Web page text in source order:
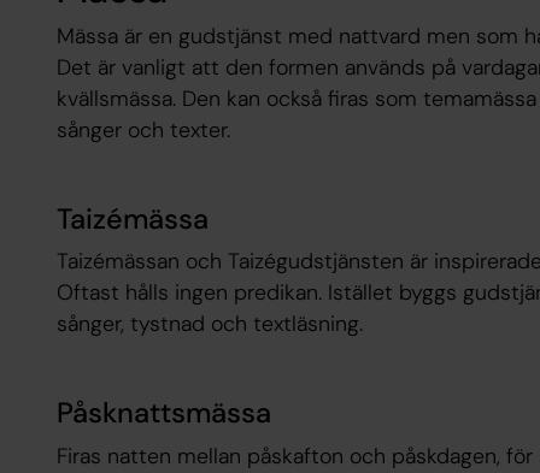
Mässa är en gudstjänst med nattvard men som
Det är vanligt att den formen används på
kvällsmässa. Den kan också firas som
sånger och texter.
Taizémässa
Taizémässan och Taizégudstjänsten är
Oftast hålls ingen predikan. Istället byggs
sånger, tystnad och textläsning.
Påsknattsmässa
Firas natten mellan påskafton och påskdagen,